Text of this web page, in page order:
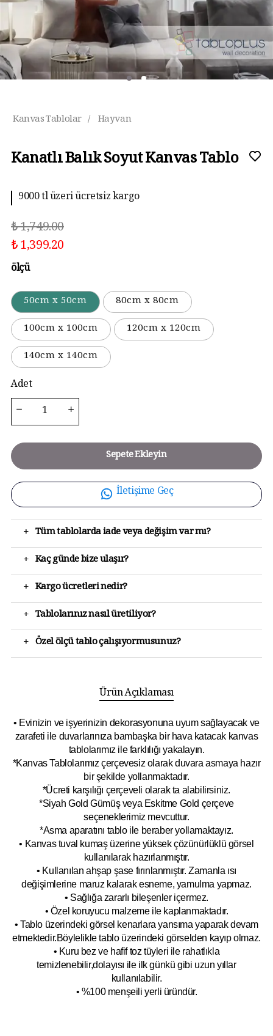
Kanvas Tablolar / Hayvan
Kanatlı Balık Soyut Kanvas Tablo
9000 tl üzeri ücretsiz kargo
₺ 1,749.00
₺ 1,399.20
ölçü
50cm x 50cm
80cm x 80cm
100cm x 100cm
120cm x 120cm
140cm x 140cm
Adet
Sepete Ekleyin
İletişime Geç
+ Tüm tablolarda iade veya değişim var mı?
+ Kaç günde bize ulaşır?
+ Kargo ücretleri nedir?
+ Tablolarınız nasıl üretiliyor?
+ Özel ölçü tablo çalışıyormusunuz?
Ürün Açıklaması
• Evinizin ve işyerinizin dekorasyonuna uyum sağlayacak ve
zarafeti ile duvarlarınıza bambaşka bir hava katacak kanvas
tablolarımız ile farklılığı yakalayın.
*Kanvas Tablolarımız çerçevesiz olarak duvara asmaya hazır
bir şekilde yollanmaktadır.
*Ücreti karşılığı çerçeveli olarak ta alabilirsiniz.
*Siyah Gold Gümüş veya Eskitme Gold çerçeve
seçeneklerimiz mevcuttur.
*Asma aparatını tablo ile beraber yollamaktayız.
• Kanvas tuval kumaş üzerine yüksek çözünürlüklü görsel
kullanılarak hazırlanmıştır.
• Kullanılan ahşap şase fırınlanmıştır. Zamanla ısı
değişimlerine maruz kalarak esneme, yamulma yapmaz.
• Sağlığa zararlı bileşenler içermez.
• Özel koruyucu malzeme ile kaplanmaktadır.
• Tablo üzerindeki görsel kenarlara yansıma yaparak devam
etmektedir.Böylelikle tablo üzerindeki görselden kayıp olmaz.
• Kuru bez ve hafif toz tüyleri ile rahatlıkla
temizlenebilir,dolayısı ile ilkgünkü gibi uzun yıllar
kullanılabilir.
• %100 menşeili yerli üründür.